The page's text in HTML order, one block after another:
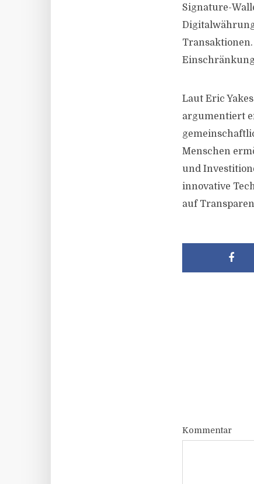
Signature-
Transaktionen.
Laut Eric
argumentiert
Menschen
und
innovative
auf
Kommentar